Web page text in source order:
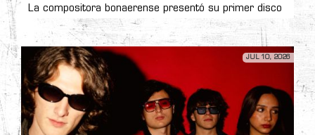
La compositora bonaerense presentó su primer disco
JUL 10, 2026